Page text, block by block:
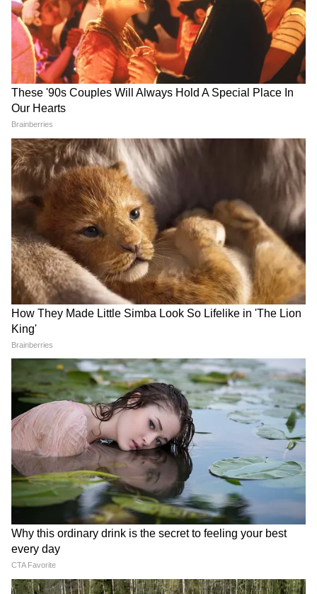
বড় আপডেট
LATEST VIDEOS
Dilip Ghosh: 'কেউ তৃণমূলীদের দলে নিলে
সে সাসপেন্ড হবে', বিজেপি নেতাদের কড়া
বার্তা দিলীপের
Suvendu Adhikari: ভবানীপুরের গুরুদ্বারে
গিয়ে বড় কথা মুখ্যমন্ত্রী শুভেন্দুর, হৃদয়
ছুঁলেন শিখদের